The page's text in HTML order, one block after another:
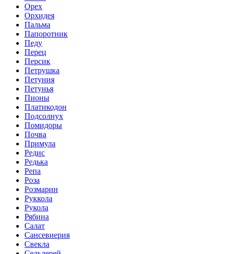
Орех
Орхидея
Пальма
Папоротник
Педу
Перец
Персик
Петрушка
Петуния
Петунья
Пионы
Платикодон
Подсолнух
Помидоры
Почва
Примула
Редис
Редька
Репа
Роза
Розмарин
Руккола
Рукола
Рябина
Салат
Сансевиерия
Свекла